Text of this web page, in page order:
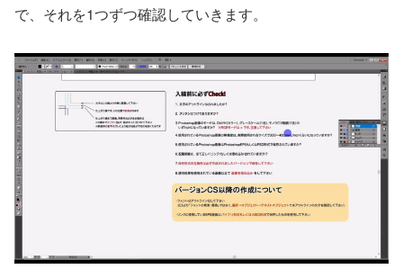
で、それを1つずつ確認していきます。